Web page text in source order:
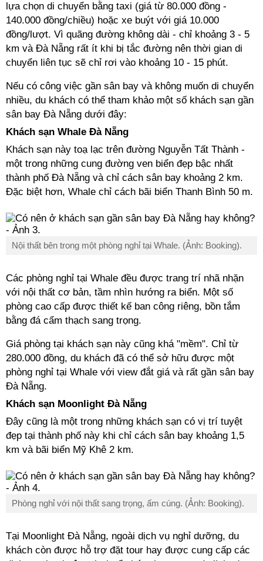
lựa chọn di chuyển bằng taxi (giá từ 80.000 đồng -
140.000 đồng/chiều) hoặc xe buýt với giá 10.000
đồng/lượt. Vì quãng đường không dài - chỉ khoảng 3 - 5
km và Đà Nẵng rất ít khi bị tắc đường nên thời gian di
chuyển liên tục sẽ chỉ rơi vào khoảng 10 - 15 phút.
Nếu có công việc gần sân bay và không muốn di chuyển
nhiều, du khách có thể tham khảo một số khách sạn gần
sân bay Đà Nẵng dưới đây:
Khách sạn Whale Đà Nẵng
Khách sạn này toạ lạc trên đường Nguyễn Tất Thành -
một trong những cung đường ven biển đẹp bậc nhất
thành phố Đà Nẵng và chỉ cách sân bay khoảng 2 km.
Đặc biệt hơn, Whale chỉ cách bãi biển Thanh Bình 50 m.
Nội thất bên trong một phòng nghỉ tại Whale. (Ảnh: Booking).
Các phòng nghỉ tại Whale đều được trang trí nhã nhặn
với nội thất cơ bản, tầm nhìn hướng ra biển. Một số
phòng cao cấp được thiết kế ban công riêng, bồn tắm
bằng đá cẩm thạch sang trọng.
Giá phòng tại khách sạn này cũng khá "mềm". Chỉ từ
280.000 đồng, du khách đã có thể sở hữu được một
phòng nghỉ tại Whale với view đắt giá và rất gần sân bay
Đà Nẵng.
Khách sạn Moonlight Đà Nẵng
Đây cũng là một trong những khách sạn có vị trí tuyệt
đẹp tại thành phố này khi chỉ cách sân bay khoảng 1,5
km và bãi biển Mỹ Khê 2 km.
Phòng nghỉ với nội thất sang trọng, ấm cúng. (Ảnh: Booking).
Tại Moonlight Đà Nẵng, ngoài dịch vụ nghỉ dưỡng, du
khách còn được hỗ trợ đặt tour hay được cung cấp các